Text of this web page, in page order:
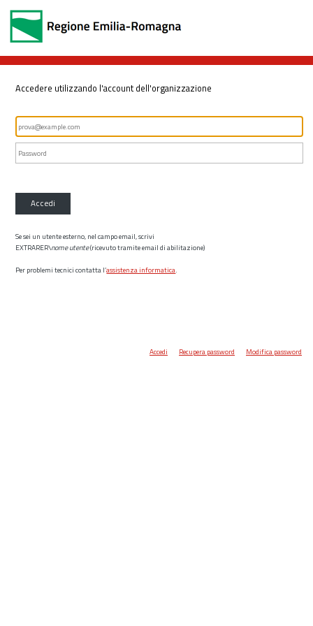
Accedere utilizzando l'account dell'organizzazione
Accedi
Se sei un utente esterno, nel campo email, scrivi
EXTRARER\nome utente(ricevuto tramite email di abilitazione)
Per problemi tecnici contatta l’assistenza informatica.
Accedi Recupera password Modifica password